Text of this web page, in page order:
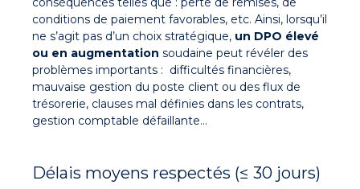
conditions de paiement favorables, etc. Ainsi, lorsqu’il
ne s’agit pas d’un choix stratégique, un DPO élevé
ou en augmentation soudaine peut révéler des
problèmes importants : difficultés financières,
mauvaise gestion du poste client ou des flux de
trésorerie, clauses mal définies dans les contrats,
gestion comptable défaillante…
Délais moyens respectés (≤ 30 jours)